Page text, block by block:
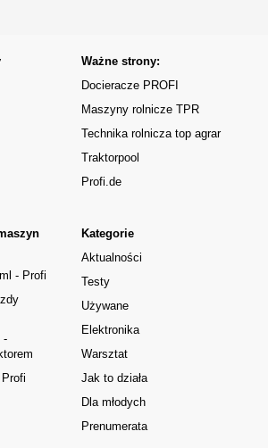
Kategorie
Aktualności
Testy
Używane
Elektronika
Warsztat
Jak to działa
Dla młodych
Prenumerata
- Profi
-
Ważne strony:
Docieracze PROFI
Maszyny rolnicze TPR
Technika rolnicza top agrar
Traktorpool
Profi.de